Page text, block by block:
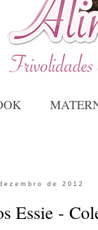
de 2012
Essie -